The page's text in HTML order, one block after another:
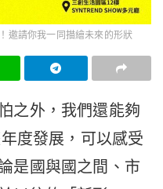
邀請你我一同描繪未來的形狀
之外，我們還能夠
度發展，可以感受
是國與國之間、市